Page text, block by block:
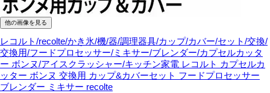
他の画像を見る
レコルト/recolte/かき氷/機/器/調理器具/カップ/カバー/セット/交換/
交換用/フードプロセッサー/ミキサー/ブレンダー/カプセルカッタ
ー ボンヌ/アイスクラッシャー/キッチン家電 レコルト カプセルカ
ッター ボンヌ 交換用 カップ&カバーセット フードプロセッサー
ブレンダー ミキサー recolte